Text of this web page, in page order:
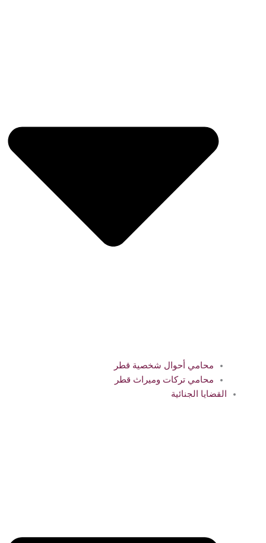
محامي أحوال شخصية قطر
محامي تركات وميراث قطر
القضايا الجنائية